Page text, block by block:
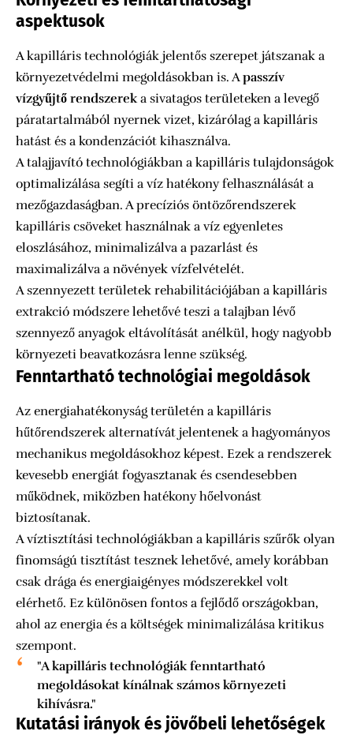
aspektusok
A kapilláris technológiák jelentős szerepet játszanak a
környezetvédelmi megoldásokban is. Apasszív
vízgyűjtő rendszereka sivatagos területeken a levegő
páratartalmából nyernek vizet, kizárólag a kapilláris
hatást és a kondenzációt kihasználva.
A talajjavító technológiákban a kapilláris tulajdonságok
optimalizálása segíti a víz hatékony felhasználását a
mezőgazdaságban. A precíziós öntözőrendszerek
kapilláris csöveket használnak a víz egyenletes
eloszlásához, minimalizálva a pazarlást és
maximalizálva a növények vízfelvételét.
A szennyezett területek rehabilitációjában a kapilláris
extrakció módszere lehetővé teszi a talajban lévő
szennyező anyagok eltávolítását anélkül, hogy nagyobb
környezeti beavatkozásra lenne szükség.
Fenntartható technológiai megoldások
Az energiahatékonyság területén a kapilláris
hűtőrendszerek alternatívát jelentenek a hagyományos
mechanikus megoldásokhoz képest. Ezek a rendszerek
kevesebb energiát fogyasztanak és csendesebben
működnek, miközben hatékony hőelvonást
biztosítanak.
A víztisztítási technológiákban a kapilláris szűrők olyan
finomságú tisztítást tesznek lehetővé, amely korábban
csak drága és energiaigényes módszerekkel volt
elérhető. Ez különösen fontos a fejlődő országokban,
ahol az energia és a költségek minimalizálása kritikus
szempont.
"A kapilláris technológiák fenntartható
megoldásokat kínálnak számos környezeti
kihívásra."
Kutatási irányok és jövőbeli lehetőségek